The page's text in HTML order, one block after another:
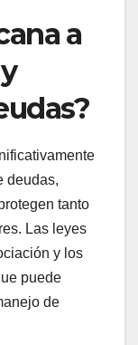
orientación a
sus
sin costo
a crear un
y explorar
sin fines
ya que
y
la